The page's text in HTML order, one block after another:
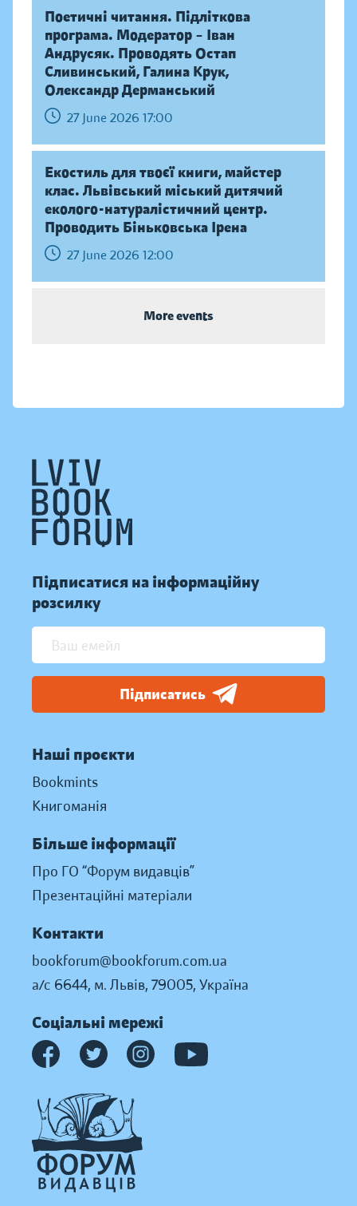
Поетичні читання. Підліткова
програма. Модератор – Іван
Андрусяк. Проводять Остап
Сливинський, Галина Крук,
Олександр Дерманський
27 June 2026 17:00
Екостиль для твоєї книги, майстер
клас. Львівський міський дитячий
еколого-натуралістичний центр.
Проводить Біньковська Ірена
27 June 2026 12:00
More events
Підписатися на інформаційну
розсилку
Підписатись
Наші проєкти
Bookmints
Книгоманія
Більше інформації
Про ГО “Форум видавців”
Презентаційні матеріали
Контакти
bookforum@bookforum.com.ua
а/с 6644, м. Львів, 79005, Україна
Соціальні мережі